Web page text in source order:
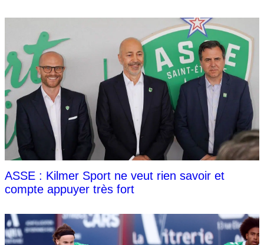
ASSE : Kilmer Sport ne veut rien savoir et
compte appuyer très fort